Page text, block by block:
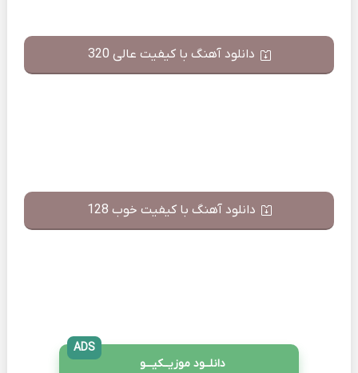
دانلود آهنگ با کیفیت عالی 320
دانلود آهنگ با کیفیت خوب 128
دانلــود موزیــکیـــو
ADS